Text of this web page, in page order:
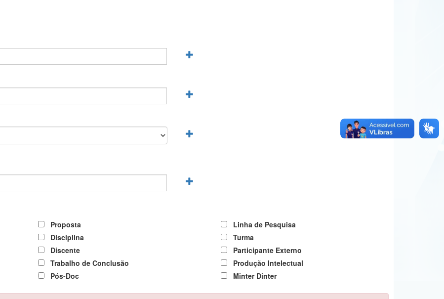
Proposta
Linha de Pesquisa
Disciplina
Turma
Discente
Participante Externo
Trabalho de Conclusão
Produção Intelectual
Pós-Doc Minter Dinter